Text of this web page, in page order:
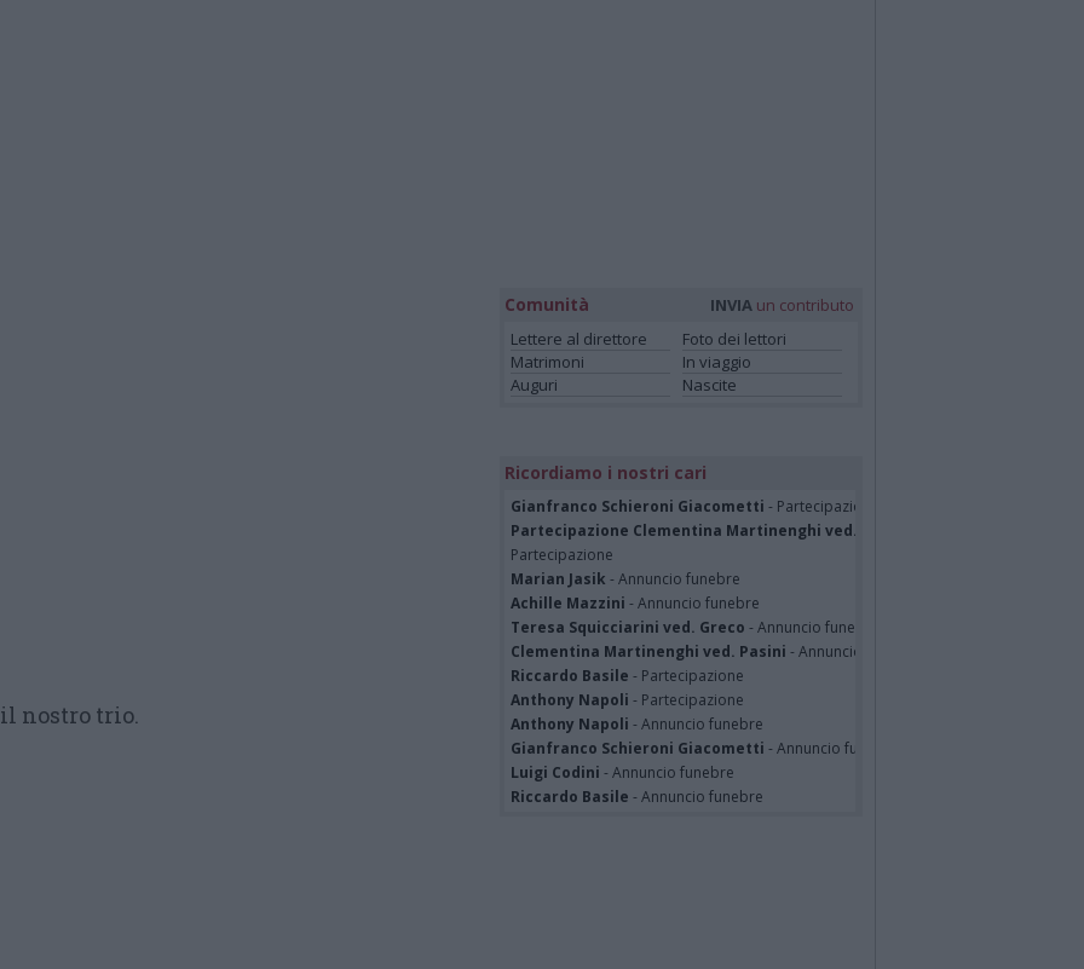
nostro trio.
Comunità INVIA un contributo
Lettere al direttore
Foto dei lettori
Matrimoni
In viaggio
Auguri
Nascite
Ricordiamo i nostri cari
Gianfranco Schieroni Giacometti - Partecipazione
Partecipazione Clementina Martinenghi ved. Pasini Valganna 06/08/2026
Partecipazione
Marian Jasik - Annuncio funebre
Achille Mazzini - Annuncio funebre
Teresa Squicciarini ved. Greco - Annuncio funebre
Clementina Martinenghi ved. Pasini - Annuncio funebre
Riccardo Basile - Partecipazione
Anthony Napoli - Partecipazione
Anthony Napoli - Annuncio funebre
Gianfranco Schieroni Giacometti - Annuncio funebre
Luigi Codini - Annuncio funebre
Riccardo Basile - Annuncio funebre